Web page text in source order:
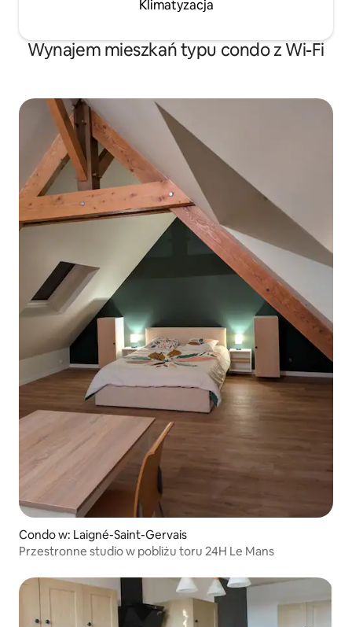
Klimatyzacja
Wynajem mieszkań typu condo z Wi-Fi
Condo w: Laigné-Saint-Gervais
Przestronne studio w pobliżu toru 24H Le Mans